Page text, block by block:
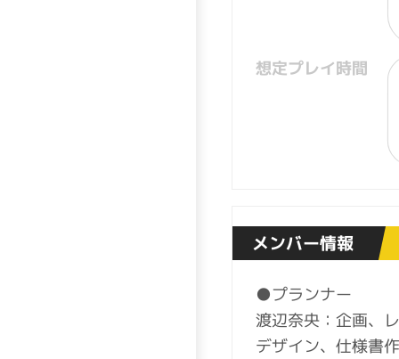
想定プレイ時間
メンバー情報
●プランナー
渡辺奈央：企画、
デザイン、仕様書